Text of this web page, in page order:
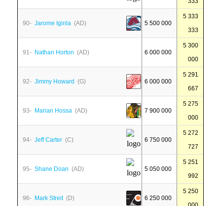
90- Jarome Iginla (AD) 5 500 000
5 333
333
91- Nathan Horton (AD) 6 000 000
5 300
000
92- Jimmy Howard (G) 6 000 000
5 291
667
93- Marian Hossa (AD) 7 900 000
5 275
000
94- Jeff Carter (C) 6 750 000
5 272
727
95- Shane Doan (AD) 5 050 000
5 251
992
96- Mark Streit(D) 6 250 000
5 250